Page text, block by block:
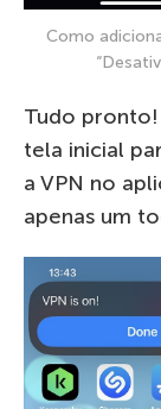
Como
Tudo
tela inicial
a VPN no
apenas um